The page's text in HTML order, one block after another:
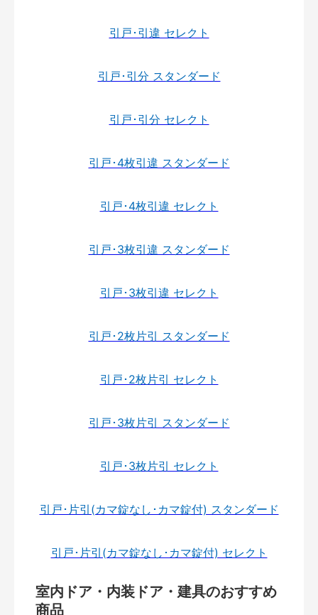
引戸･引違 セレクト
引戸･引分 スタンダード
引戸･引分 セレクト
引戸･4枚引違 スタンダード
引戸･4枚引違 セレクト
引戸･3枚引違 スタンダード
引戸･3枚引違 セレクト
引戸･2枚片引 スタンダード
引戸･2枚片引 セレクト
引戸･3枚片引 スタンダード
引戸･3枚片引 セレクト
引戸･片引(カマ錠なし･カマ錠付) スタンダード
引戸･片引(カマ錠なし･カマ錠付) セレクト
室内ドア・内装ドア・建具のおすすめ
商品